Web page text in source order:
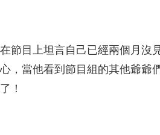
節目上坦言自己已經兩個月沒
，當他看到節目組的其他爺爺
！